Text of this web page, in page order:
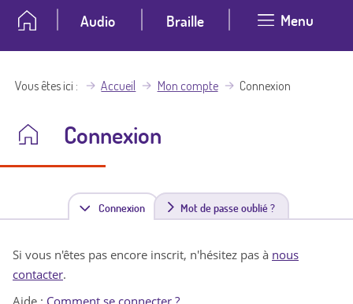
Audio Braille Menu
Vous êtes ici Accueil Mon compte Connexion
Connexion
Connexion(
n
Mot de passe oublié ?
Si vous n'êtes pas encore inscrit, n'hésitez pas à nous
contacter.